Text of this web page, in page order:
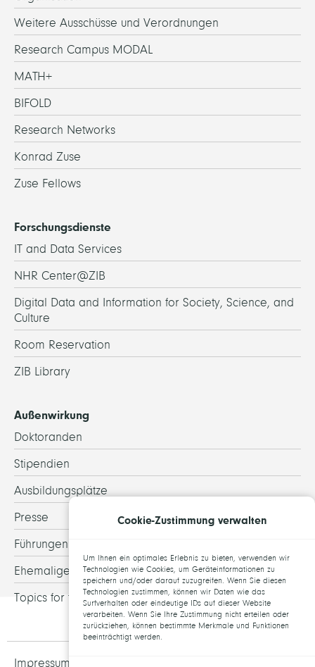
Weitere Ausschüsse und Verordnungen
Research Campus MODAL
MATH+
BIFOLD
Research Networks
Konrad Zuse
Zuse Fellows
Forschungsdienste
IT and Data Services
NHR Center@ZIB
Digital Data and Information for Society, Science, and
Culture
Room Reservation
ZIB Library
Außenwirkung
Doktoranden
Stipendien
Ausbildungsplätze
Presse
Führungen
Ehemalige
Topics for theses
Impressum und Datenschutz
Cookie-Zustimmung verwalten
Um Ihnen ein optimales Erlebnis zu bieten, verwenden wir
Technologien wie Cookies, um Geräteinformationen zu
speichern und/oder darauf zuzugreifen. Wenn Sie diesen
Technologien zustimmen, können wir Daten wie das
Surfverhalten oder eindeutige IDs auf dieser Website
verarbeiten. Wenn Sie Ihre Zustimmung nicht erteilen oder
zurückziehen, können bestimmte Merkmale und Funktionen
beeinträchtigt werden.